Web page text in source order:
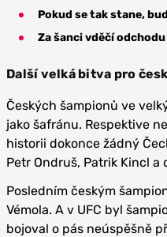
Pokud se tak stane,
Za šanci vděčí
Další velká bitva pro
Českých šampionů ve
jako šafránu. Respektive
historii dokonce žádný
Petr Ondruš, Patrik Kincl a
Posledním českým
Vémola. A v UFC byl
bojoval o pás neúspěšně